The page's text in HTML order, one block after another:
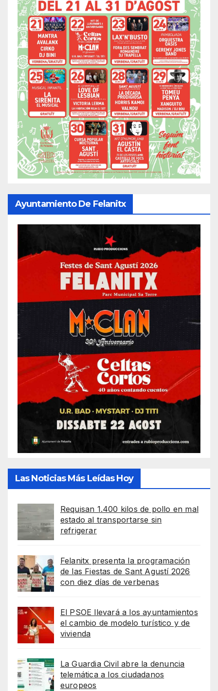
Ayuntamiento De Felanitx
Las Noticias Más Leídas Hoy
Requisan 1.400 kilos de pollo en mal
estado al transportarse sin
refrigerar
Felanitx presenta la programación
de las Fiestas de Sant Agustí 2026
con diez días de verbenas
El PSOE llevará a los ayuntamientos
el cambio de modelo turístico y de
vivienda
La Guardia Civil abre la denuncia
telemática a los ciudadanos
europeos